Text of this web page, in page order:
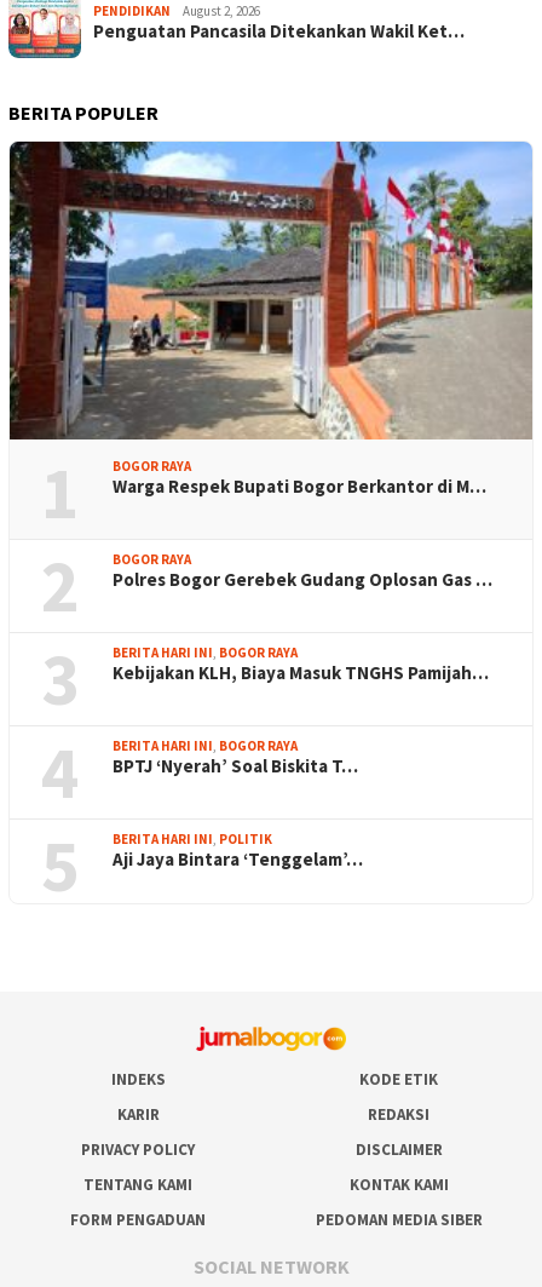
PENDIDIKAN August 2, 2026
Penguatan Pancasila Ditekankan Wakil Ket…
BERITA POPULER
1 BOGOR RAYA
Warga Respek Bupati Bogor Berkantor di M…
2 BOGOR RAYA
Polres Bogor Gerebek Gudang Oplosan Gas …
3 BERITA HARI INI BOGOR RAYA
Kebijakan KLH, Biaya Masuk TNGHS Pamijah…
4 BERITA HARI INI BOGOR RAYA
BPTJ ‘Nyerah’ Soal Biskita T…
5 BERITA HARI INI POLITIK
Aji Jaya Bintara ‘Tenggelam’…
INDEKS
KODE ETIK
KARIR
REDAKSI
PRIVACY POLICY
DISCLAIMER
TENTANG KAMI
KONTAK KAMI
FORM PENGADUAN
PEDOMAN MEDIA SIBER
SOCIAL NETWORK